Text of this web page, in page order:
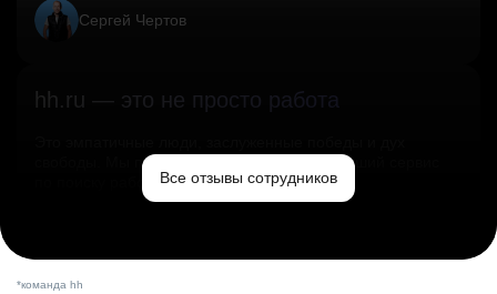
Сергей Чертов
hh.ru — это не просто работа
свободы. Мы помогаем миру и создаём лучший сервис
по поиску работы в стране.Все отзывы сотрудников
*команда hh